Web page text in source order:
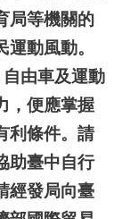
局等機關的
動風動。
由車及運動
，便應掌握
利條件。請
助臺中自行
經發局向臺